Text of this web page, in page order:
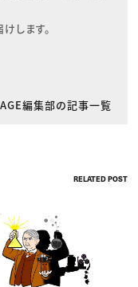
します。
編集部の記事一覧
RELATED POST